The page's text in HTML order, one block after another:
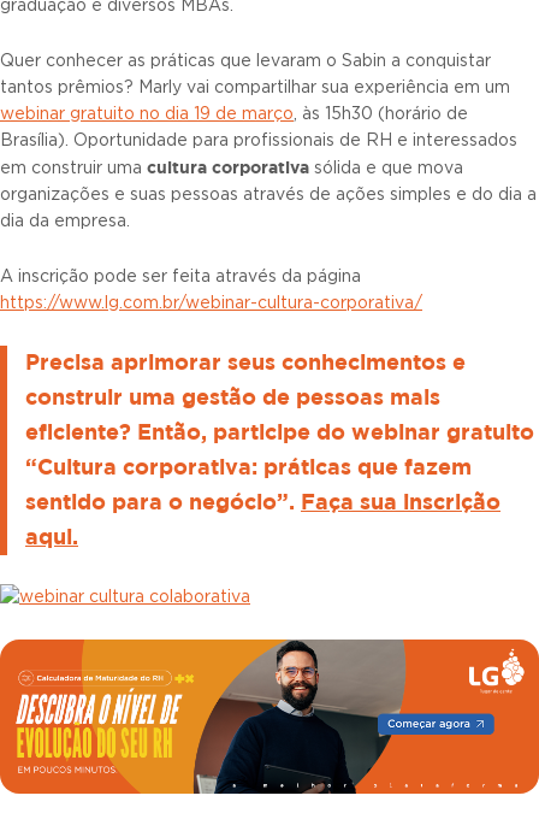
graduação e diversos MBAs.
Quer conhecer as práticas que levaram o Sabin a conquistar
tantos prêmios? Marly vai compartilhar sua experiência em um
webinar gratuito no dia 19 de março , às 15h30 (horário de
Brasília). Oportunidade para profissionais de RH e interessados
em construir uma cultura corporativa sólida e que mova
organizações e suas pessoas através de ações simples e do dia a
dia da empresa.
A inscrição pode ser feita através da página
https://www.lg.com.br/webinar-cultura-corporativa/
Precisa aprimorar seus conhecimentos e
construir uma gestão de pessoas mais
eficiente? Então, participe do webinar gratuito
“Cultura corporativa: práticas que fazem
sentido para o negócio”. Faça sua inscrição
aqui.